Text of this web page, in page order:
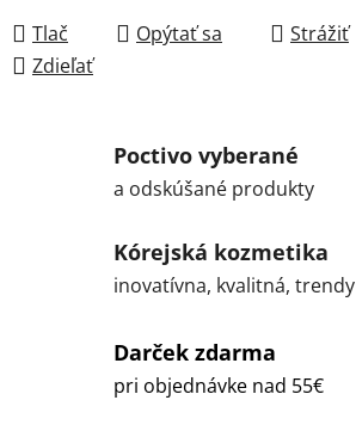
Tlač Opýtať sa
Strážiť
Zdieľať
Poctivo vyberané
a odskúšané produkty
Kórejská kozmetika
inovatívna, kvalitná, trendy
Darček zdarma
pri objednávke nad 55€